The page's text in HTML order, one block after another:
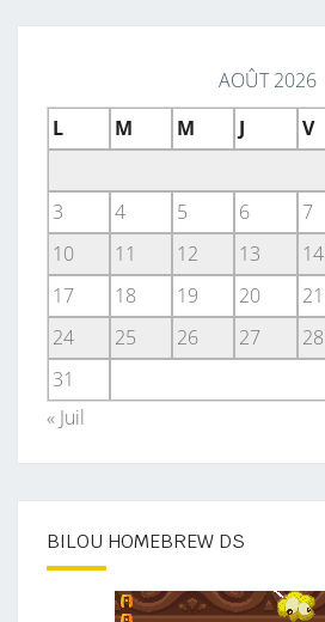
AOÛT 2026
L
M M J V
3
4 5 6 7
10
11 12 13 14
17
18 19 20 21
24
25 26 27 28
31
« Juil
BILOU HOMEBREW DS